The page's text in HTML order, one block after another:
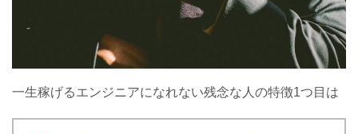
一生稼げるエンジニアになれない残念な人の特徴1つ目は